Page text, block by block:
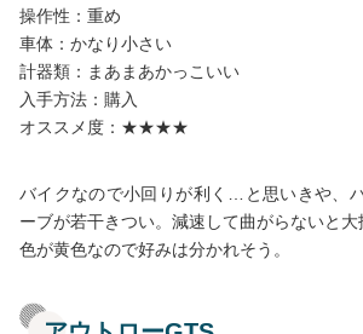
操作性：重め
車体：かなり小さい
計器類：まあまあかっこいい
入手方法：購入
オススメ度：★★★★
バイクなので小回りが利く…と思いきや、
ーブが若干きつい。減速して曲がらないと大
色が黄色なので好みは分かれそう。